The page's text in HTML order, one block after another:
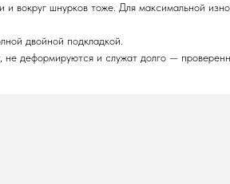
вокруг шнурков тоже. Для максимальной
двойной подкладкой.
не деформируются и служат долго —